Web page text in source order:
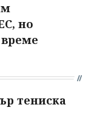
но
тениска